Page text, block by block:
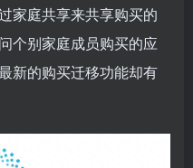
家庭共享来共享购买的
个别家庭成员购买的应
新的购买迁移功能却有